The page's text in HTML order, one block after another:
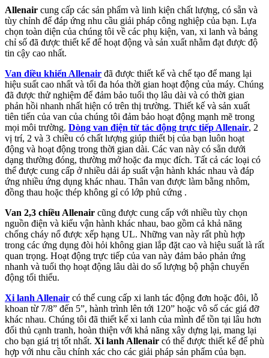
Allenair cung cấp các sản phẩm và linh kiện chất lượng, có sẵn và
tùy chỉnh để đáp ứng nhu cầu giải pháp công nghiệp của bạn. Lựa
chọn toàn diện của chúng tôi về các phụ kiện, van, xi lanh và bảng
chỉ số đã được thiết kế để hoạt động và sản xuất nhằm đạt được độ
tin cậy cao nhất.
Van điều khiển Allenair đã được thiết kế và chế tạo để mang lại
hiệu suất cao nhất và tối đa hóa thời gian hoạt động của máy. Chúng
đã được thử nghiệm để đảm bảo tuổi thọ lâu dài và có thời gian
phản hồi nhanh nhất hiện có trên thị trường. Thiết kế và sản xuất
tiên tiến của van của chúng tôi đảm bảo hoạt động mạnh mẽ trong
mọi môi trường. Dòng van điện từ tác động trực tiếp Allenair, 2
vị trí, 2 và 3 chiều có chất lượng giúp thiết bị của bạn luôn hoạt
động và hoạt động trong thời gian dài. Các van này có sẵn dưới
dạng thường đóng, thường mở hoặc đa mục đích. Tất cả các loại có
thể được cung cấp ở nhiều dải áp suất vận hành khác nhau và đáp
ứng nhiều ứng dụng khác nhau. Thân van được làm bằng nhôm,
đồng thau hoặc thép không gỉ có lớp phủ cứng .
Van 2,3 chiều Allenair cũng được cung cấp với nhiều tùy chọn
nguồn điện và kiểu vận hành khác nhau, bao gồm cả khả năng
chống cháy nổ được xếp hạng UL. Những van này rất phù hợp
trong các ứng dụng đòi hỏi không gian lắp đặt cao và hiệu suất là rất
quan trọng. Hoạt động trực tiếp của van này đảm bảo phản ứng
nhanh và tuổi thọ hoạt động lâu dài do số lượng bộ phận chuyển
động tối thiểu.
Xi lanh Allenair có thể cung cấp xi lanh tác động đơn hoặc đôi, lỗ
khoan từ 7/8” đến 5”, hành trình lên tới 120” hoặc vô số các giá đỡ
khác nhau. Chúng tôi đã thiết kế xi lanh của mình để tồn tại lâu hơn
đối thủ cạnh tranh, hoàn thiện với khả năng xây dựng lại, mang lại
cho bạn giá trị tốt nhất. Xi lanh Allenair có thể được thiết kế để phù
hợp với nhu cầu chính xác cho các giải pháp sản phẩm của bạn.